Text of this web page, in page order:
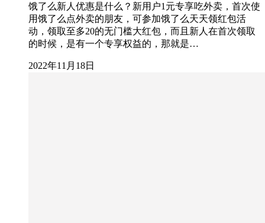
饿了么新人优惠是什么？新用户1元专享吃外卖，首次使
用饿了么点外卖的朋友，可参加饿了么天天领红包活
动，领取至多20的无门槛大红包，而且新人在首次领取
的时候，是有一个专享权益的，那就是…
2022年11月18日